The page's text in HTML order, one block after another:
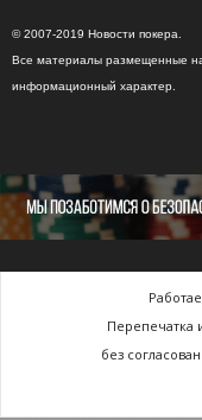
© 2007-2019 Новости покера.
Все материалы размещенные на
информационный характер.
Перепечатка
без